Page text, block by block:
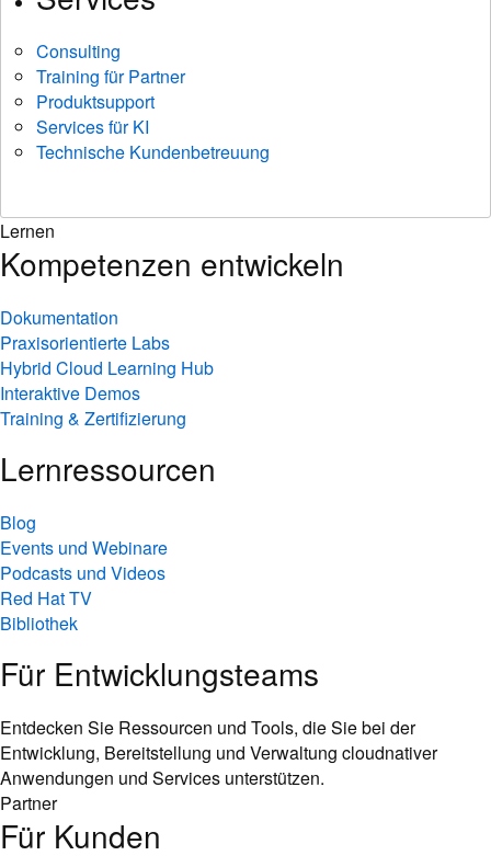
Consulting
Training für Partner
Produktsupport
Services für KI
Technische Kundenbetreuung
Lernen
Kompetenzen entwickeln
Dokumentation
Praxisorientierte Labs
Hybrid Cloud Learning Hub
Interaktive Demos
Training & Zertifizierung
Lernressourcen
Blog
Events und Webinare
Podcasts und Videos
Red Hat TV
Bibliothek
Für Entwicklungsteams
Entdecken Sie Ressourcen und Tools, die Sie bei der
Entwicklung, Bereitstellung und Verwaltung cloudnativer
Anwendungen und Services unterstützen.
Partner
Für Kunden